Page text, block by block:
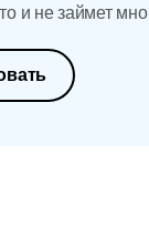
и не займет